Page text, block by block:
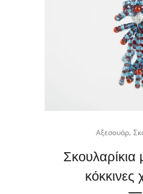
Αξεσουάρ,
Σκουλαρίκια
κόκκινες